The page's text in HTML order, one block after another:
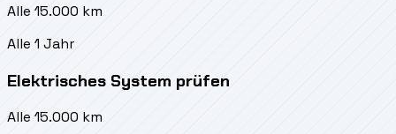
Alle 15.000 km
Alle 1 Jahr
Elektrisches System prüfen
Alle 15.000 km